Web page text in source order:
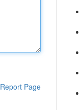
Report Page